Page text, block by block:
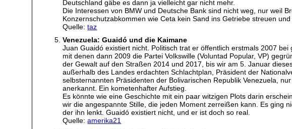
Deutschland gäbe es dann ja vielleicht gar nicht mehr.
Die Interessen von BMW und Deutsche Bank sind nicht weg, nur weil
Konzernschutzabkommen wie Ceta kein Sand ins Getriebe streuen
Quelle:taz
Venezuela: Guaidó und die Kaimane
Juan Guaidó existiert nicht. Politisch trat er öffentlich erstmals 2007
mit denen dann 2009 die Partei Volkswille (Voluntad Popular, VP)
der Gewalt auf den Straßen 2014 und 2017, bis wir am 5. Januar
außerhalb des Landes erdachten Schlachtplan, Präsident der
selbsternannten Präsidenten der Bolivarischen Republik Venezuela,
anerkannt. Ein kometenhafter Aufstieg.
Es könnte wie eine Geschichte mit ein paar witzigen Plots darin
wir die angespannte Stille, die jeden Moment zerreißen kann. Es ging
der ihn lenkt. Guaidó existiert nicht, und er ist doch so real.
Quelle:amerika21